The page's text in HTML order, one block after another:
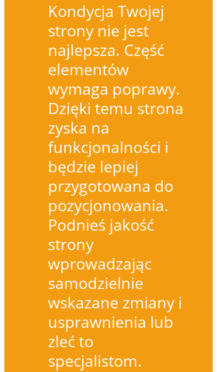
Kondycja Twojej
strony nie jest
najlepsza. Część
elementów
wymaga poprawy.
Dzięki temu strona
zyska na
funkcjonalności i
będzie lepiej
przygotowana do
pozycjonowania.
Podnieś jakość
strony
wprowadzając
samodzielnie
wskazane zmiany i
usprawnienia lub
zleć to
specjalistom.